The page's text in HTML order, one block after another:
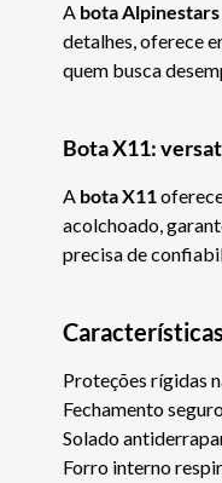
A bota Alpinestars
detalhes, oferece
quem busca
Bota X11:
A bota X11
acolchoado,
precisa de
Proteções rígidas
Fechamento
Solado
Forro interno